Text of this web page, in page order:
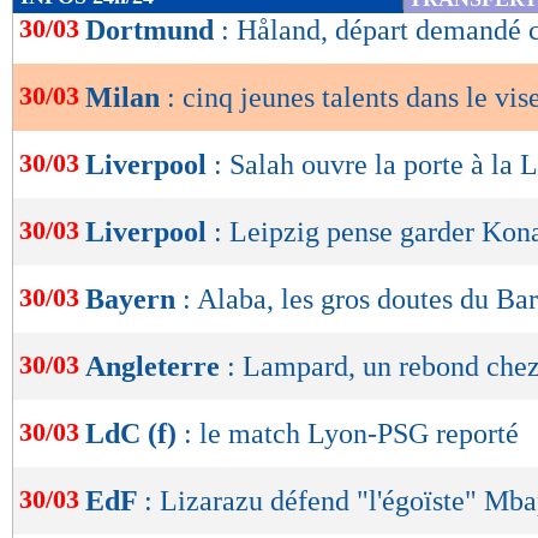
de
OK
30/03 Dortmund : Håland, départ demandé
30/03 Milan : cinq jeunes talents dans le
30/03 Liverpool : Salah ouvre la porte à la
30/03 Liverpool : Leipzig pense garder
30/03 Bayern : Alaba, les gros doutes du
30/03 Angleterre : Lampard, un rebond
30/03 LdC (f) : le match Lyon-PSG reporté
30/03 EdF : Lizarazu défend "l'égoïste"